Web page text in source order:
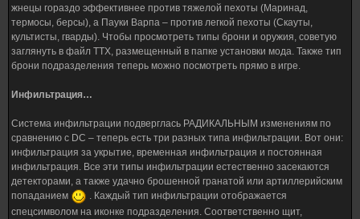
жнецы гораздо эффективнее против тяжелой пехоты (Маринад,
термосы, берсы), а Пауки Варпа – против легкой пехоты (Скауты,
культисты, гварды). Чтобы просмотреть типы брони и оружия, советую
заглянуть в файл ТТХ, размещенный в папке установки мода. Также тип
брони подразделения теперь можно посмотреть прямо в игре.
Инфильтрация…
Система инфильтрации подверглась РАДИКАЛЬНЫМ изменениям по
сравнению с DC – теперь есть три разных типа инфильтрации. Вот они:
инфильтрация за укрытие, временная инфильтрация и постоянная
инфильтрация. Все эти типы инфильтрации естественно засекаются
детекторами, а также удачно брошенной гранатой или артиллерийским
попаданием
. Каждый тип инфильтрации отображается
спецсимволом на иконке подразделения. Соответственно щит,